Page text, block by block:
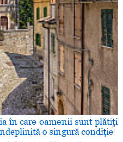
în care oamenii sunt plătiţi
o singură condiţie